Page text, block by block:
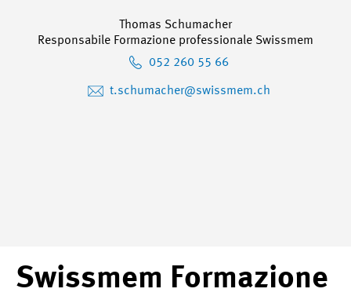
Thomas Schumacher
Responsabile Formazione professionale Swissmem
052 260 55 66
t.schumacher@swissmem.ch
Swissmem Formazione